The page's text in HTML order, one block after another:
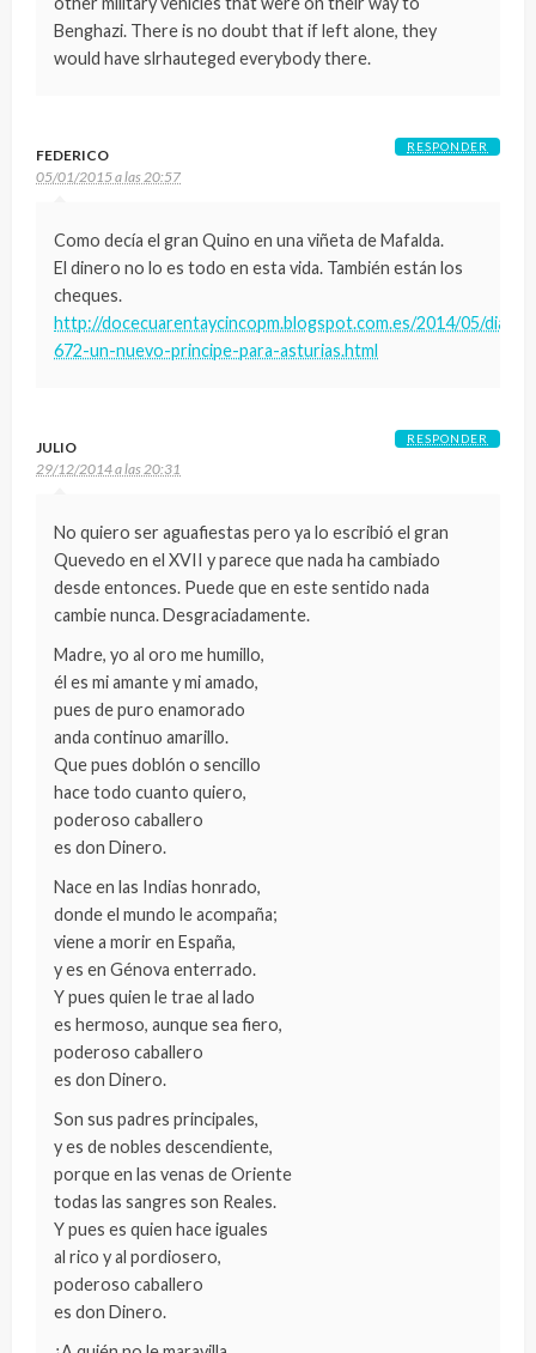
Benghazi. There is no doubt that if left alone, they
would have slrhauteged everybody there.
FEDERICO
05/01/2015 a las 20:57
Como decía el gran Quino en una viñeta de Mafalda.
El dinero no lo es todo en esta vida. También están los
cheques.
http://docecuarentaycincopm.blogspot.com.es/2014/05/dia-
672-un-nuevo-principe-para-asturias.html
RESPONDER
JULIO
29/12/2014 a las 20:31
No quiero ser aguafiestas pero ya lo escribió el gran
Quevedo en el XVII y parece que nada ha cambiado
desde entonces. Puede que en este sentido nada
cambie nunca. Desgraciadamente.
Madre, yo al oro me humillo,
él es mi amante y mi amado,
pues de puro enamorado
anda continuo amarillo.
Que pues doblón o sencillo
hace todo cuanto quiero,
poderoso caballero
es don Dinero.
Nace en las Indias honrado,
donde el mundo le acompaña;
viene a morir en España,
y es en Génova enterrado.
Y pues quien le trae al lado
es hermoso, aunque sea fiero,
poderoso caballero
es don Dinero.
Son sus padres principales,
y es de nobles descendiente,
porque en las venas de Oriente
todas las sangres son Reales.
Y pues es quien hace iguales
al rico y al pordiosero,
poderoso caballero
es don Dinero.
RESPONDER